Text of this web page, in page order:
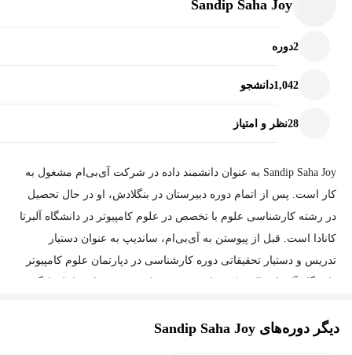
Sandip Saha Joy
2دوره
1,042دانشجو
28نظر و امتیاز
Sandip Saha Joy به عنوان دانشمند داده در شرکت آی‌بی‌ام مشغول به
کار است. پس از اتمام دوره دبیرستان در بنگلادش، او در حال تحصیل
در رشته کارشناسی علوم با تخصص در علوم کامپیوتر در دانشگاه آلبرتا
کانادا است. قبل از پیوستن به آی‌بی‌ام، ساندیپ به عنوان دستیار
تدریس و دستیار تحقیقاتی دوره کارشناسی در دپارتمان علوم کامپیوتر
تصویر دیجیتال است. به عنوان یک دانشمند داده در آی‌بی‌ام، او در حال
دیگر دوره‌های Sandip Saha Joy